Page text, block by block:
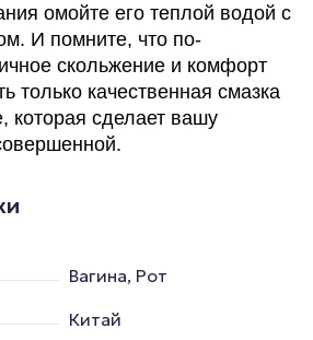
омойте его теплой водой с
И помните, что по-
скольжение и комфорт
только качественная смазка
которая сделает вашу
Вагина, Рот
Китай